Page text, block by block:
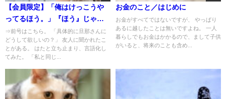
【会員限定】「俺はけっこうや
ってるほう。」『ほう』じゃな
くて、やって？
⇒前号はこちら。 「具体的に旦那さんに
どうして欲しいの？」 友人に聞かれたこ
とがある。 はたと立ち止まり、言語化し
てみた。 「私と同じ...
お金のこと／はじめに
お金がすべてではないですが、 やっぱり
あるに越したことは無いですよね。 一人
暮らしでもお金はかかるので、まして子供
がいると、将来のことも含め...